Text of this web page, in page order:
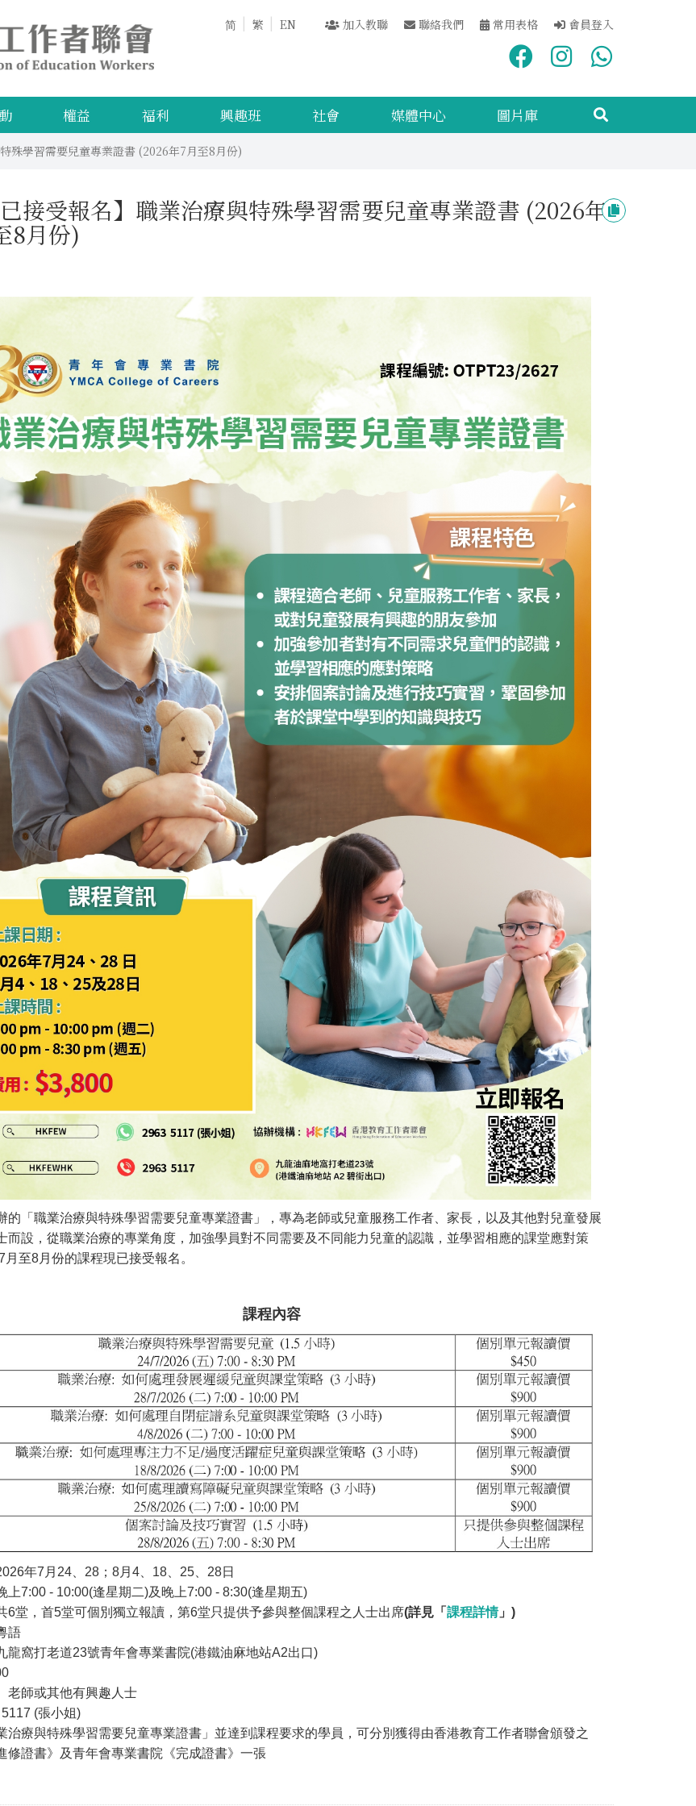
简 繁 EN 加入教聯 聯絡我們 常用表格 會員登入
權益 福利 興趣班 社會 媒體中心 圖片庫
殊學習需要兒童專業證書 (2026年7月至8月份)
已接受報名】職業治療與特殊學習需要兒童專業證書 (2026年
8月份)
的「職業治療與特殊學習需要兒童專業證書」，專為老師或兒童服務工作者、家長，以及其他對兒童發展
而設，從職業治療的專業角度，加強學員對不同需要及不同能力兒童的認識，並學習相應的課堂應對策
至8月份的課程現已接受報名。
課程內容
年7月24、28；8月4、18、25、28日
上7:00 - 10:00(逢星期二)及晚上7:00 - 8:30(逢星期五)
6堂，首5堂可個別獨立報讀，第6堂只提供予參與整個課程之人士出席(詳見「 課程詳情」)
語
龍窩打老道23號青年會專業書院(港鐵油麻地站A2出口)
老師或其他有興趣人士
(張小姐)
治療與特殊學習需要兒童專業證書」並達到課程要求的學員，可分別獲得由香港教育工作者聯會頒發之
修證書》及青年會專業書院《完成證書》一張